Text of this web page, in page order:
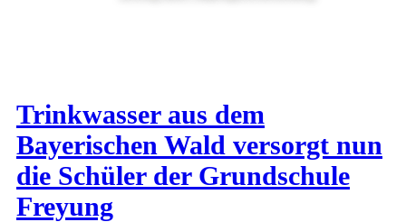
Trinkwasser aus dem
Bayerischen Wald versorgt nun
die Schüler der Grundschule
Freyung